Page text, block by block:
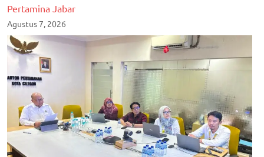
Pertamina Jabar
Agustus 7, 2026